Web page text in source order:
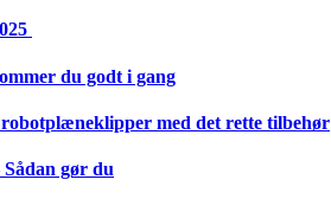
du godt i gang
med det rette tilbehør
gør du